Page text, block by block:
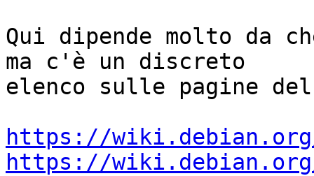
Qui dipende molto da
ma c'è un discreto
elenco sulle pagine del
https://wiki.debian.org/
https://wiki.debian.org/